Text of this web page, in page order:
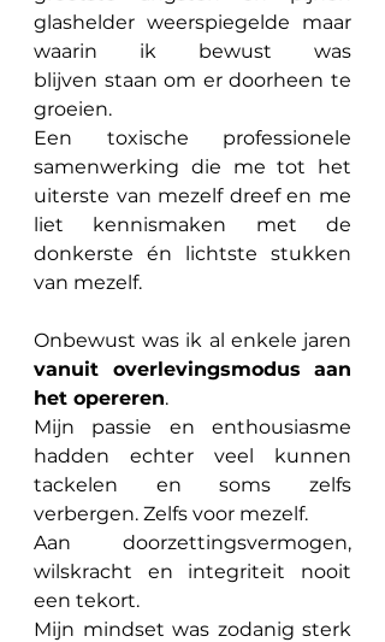
glashelder weerspiegelde maar
waarin ik bewust was
blijven staan om er doorheen te
groeien.
Een toxische professionele
samenwerking die me tot het
uiterste van mezelf dreef en me
liet kennismaken met de
donkerste én lichtste stukken
van mezelf.
vanuit overlevingsmodus aan
het opereren.
Mijn passie en enthousiasme
hadden echter veel kunnen
tackelen en soms zelfs
verbergen. Zelfs voor mezelf.
Aan doorzettingsvermogen,
wilskracht en integriteit nooit
een tekort.
Mijn mindset was zodanig sterk